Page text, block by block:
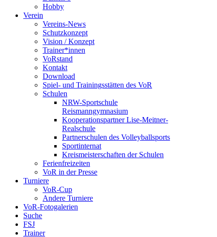
Hobby
Verein
Vereins-News
Schutzkonzept
Vision / Konzept
Trainer*innen
VoRstand
Kontakt
Download
Spiel- und Trainingsstätten des VoR
Schulen
NRW-Sportschule
Reismanngymnasium
Kooperationspartner Lise-Meitner-
Realschule
Partnerschulen des Volleyballsports
Sportinternat
Kreismeisterschaften der Schulen
Ferienfreizeiten
VoR in der Presse
Turniere
VoR-Cup
Andere Turniere
VoR-Fotogalerien
Suche
FSJ
Trainer